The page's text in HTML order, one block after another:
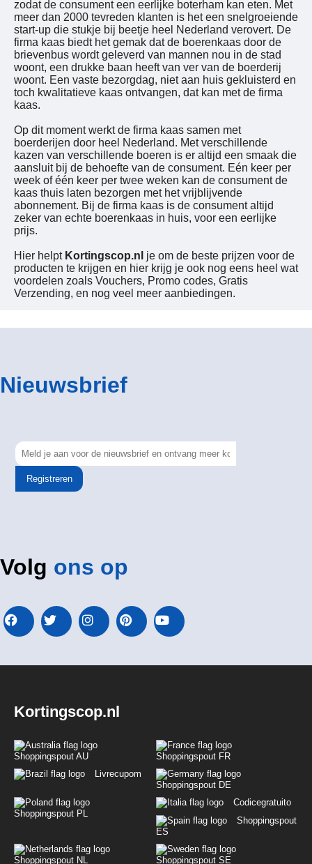
zodat de consument een eerlijke boterham kan eten. Met
meer dan 2000 tevreden klanten is het een snelgroeiende
start-up die stukje bij beetje heel Nederland verovert. De
firma kaas biedt het gemak dat de boerenkaas door de
brievenbus wordt geleverd van mannen nou in de stad
woont, een drukke baan heeft van ver van de boerderij
woont. Een vaste bezorgdag, niet aan huis gekluisterd en
toch kwalitatieve kaas ontvangen, dat kan met de firma
kaas.
Op dit moment werkt de firma kaas samen met
boerderijen door heel Nederland. Met verschillende
kazen van verschillende boeren is er altijd een smaak die
aansluit bij de behoefte van de consument. Eén keer per
week of één keer per twee weken kan de consument de
kaas thuis laten bezorgen met het vrijblijvende
abonnement. Bij de firma kaas is de consument altijd
zeker van echte boerenkaas in huis, voor een eerlijke
prijs.
Hier helptKortingscop.nl je om de beste prijzen voor de
producten te krijgen en hier krijg je ook nog eens heel wat
voordelen zoals Vouchers, Promo codes, Gratis
Verzending, en nog veel meer aanbiedingen.
Nieuwsbrief
Registreren
Volg ons op
Kortingscop.nl
Shoppingspout AU
Shoppingspout FR
Livrecupom
Shoppingspout DE
Shoppingspout PL
Codicegratuito
Shoppingspout
ES
Shoppingspout NL Shoppingspout SE